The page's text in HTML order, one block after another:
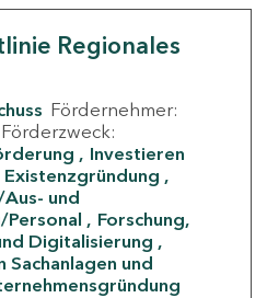
Regionales
Fördernehmer:
Förderzweck:
Investieren
Existenzgründung
und
Forschung,
Digitalisierung
Sachanlagen und